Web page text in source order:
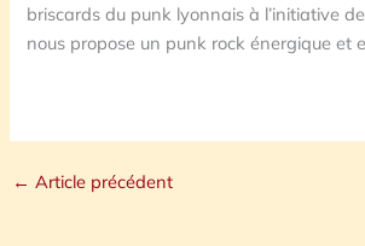
briscards du punk lyonnais à l’initiative
nous propose un punk rock énergique et
← Article précédent